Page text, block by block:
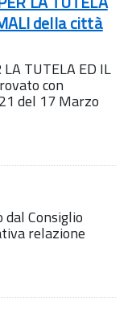
della città
LA TUTELA ED IL
con
del 17 Marzo
Consiglio
relazione